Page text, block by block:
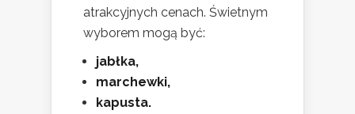
atrakcyjnych cenach. Świetnym
wyborem mogą być:
jabłka,
marchewki,
kapusta.